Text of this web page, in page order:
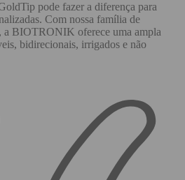
pode fazer a diferença para
Com nossa família de
a BIOTRONIK oferece uma ampla
bidirecionais, irrigados e não